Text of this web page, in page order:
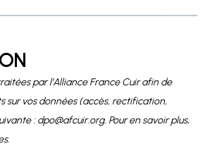
par l’Alliance France Cuir afin de
sur vos données (accès, rectification,
:dpo@afcuir.org. Pour en savoir plus,